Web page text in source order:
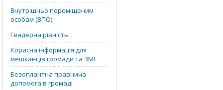
Внутрішньо переміщеним
особам (ВПО)
Гендерна рівність
Корисна інформація для
мешканців громади та ЗМІ
Безоплантна правнича
допомога в громаді